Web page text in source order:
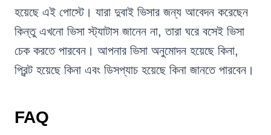
হয়েছে এই পোস্টে। যারা দুবাই ভিসার জন্য আবেদন করেছেন
কিন্তু এখনো ভিসা স্ট্যাটাস জানেন না, তারা ঘরে বসেই ভিসা
চেক করতে পারবেন। আপনার ভিসা অনুমোদন হয়েছে কিনা,
প্রিন্ট হয়েছে কিনা এবং ডিসপ্যাচ হয়েছে কিনা জানতে পারবেন।
FAQ